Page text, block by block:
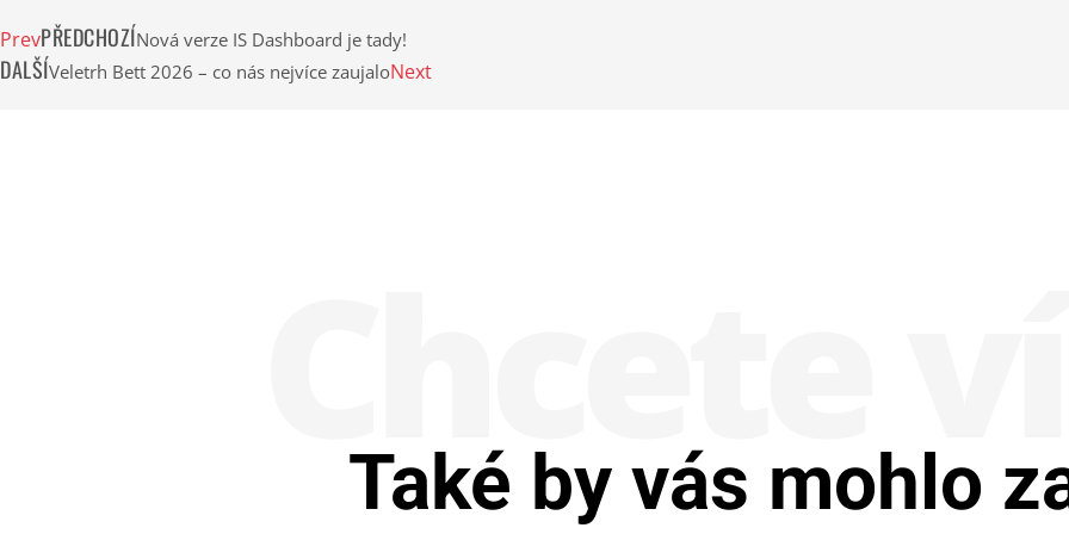
PrevPŘEDCHOZÍNová verze IS Dashboard je tady!
DALŠÍVeletrh Bett 2026 – co nás nejvíce zaujaloNext
Také by vás mohlo